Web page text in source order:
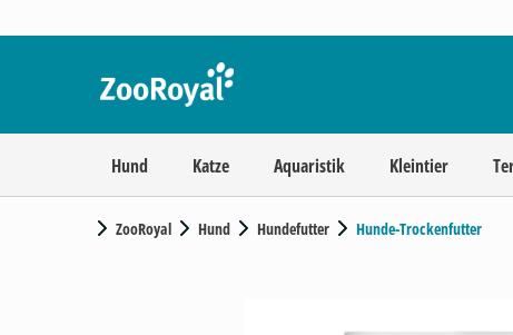
Hund Katze Aquaristik Kleintier
ZooRoyal Hund Hundefutter Hunde-Trockenfutter